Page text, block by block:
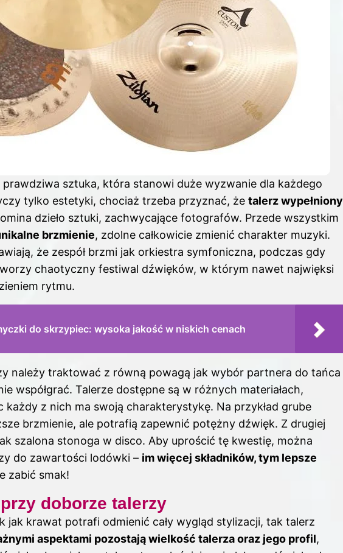
sztuka, która stanowi duże wyzwanie dla każdego
tylko estetyki, chociaż trzeba przyznać, że talerz wypełniony
dzieło sztuki, zachwycające fotografów. Przede wszystkim
brzmienie, zdolne całkowicie zmienić charakter muzyki.
że zespół brzmi jak orkiestra symfoniczna, podczas gdy
chaotyczny festiwal dźwięków, w którym nawet najwięksi
rytmu.
do skrzypiec: wysoka jakość w niskich cenach
należy traktować z równą powagą jak wybór partnera do tańca
współgrać. Talerze dostępne są w różnych materiałach,
każdy z nich ma swoją charakterystykę. Na przykład grube
brzmienie, ale potrafią zapewnić potężny dźwięk. Z drugiej
szalona stonoga w disco. Aby uprościć tę kwestię, można
do zawartości lodówki – im więcej składników, tym lepsze
zabić smak!
doborze talerzy
jak krawat potrafi odmienić cały wygląd stylizacji, tak talerz
aspektami pozostają wielkość talerza oraz jego profil,